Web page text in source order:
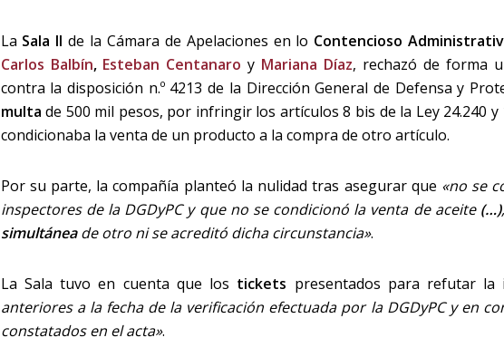
La Sala II de la Cámara de Apelaciones en lo Contencioso
Carlos Balbín, Esteban Centanaro y Mariana Díaz, rechazó de forma
contra la disposición n.º 4213 de la Dirección General de Defensa y
multa de 500 mil pesos, por infringir los artículos 8 bis de la Ley 24.240 y
condicionaba la venta de un producto a la compra de otro artículo.
Por su parte, la compañía planteó la nulidad tras asegurar que «no se
inspectores de la DGDyPC y que no se condicionó la venta de aceite (…)
simultáneade otro ni se acreditó dicha circunstancia».
La Sala tuvo en cuenta que los tickets presentados para refutar la
anteriores a la fecha de la verificación efectuada por la DGDyPC y en
constatados en el acta».